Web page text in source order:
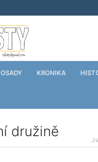
OSADY KRONIKA
družině